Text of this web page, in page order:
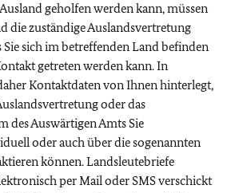
geholfen werden kann, müssen
die zuständige Auslandsvertretung
Sie sich im betreffenden Land befinden
getreten werden kann. In
Kontaktdaten von Ihnen hinterlegt,
oder das
des Auswärtigen Amts Sie
oder auch über die sogenannten
können. Landsleutebriefe
per Mail oder SMS verschickt